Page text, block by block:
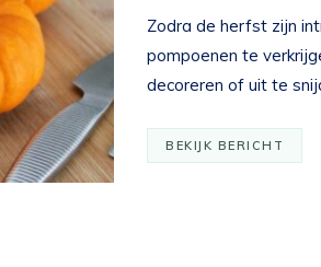
Zodra de herfst zijn
pompoenen te
decoreren of uit te
BEKIJK BERICHT